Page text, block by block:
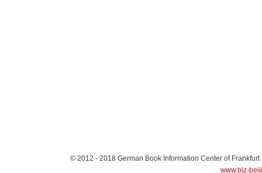
© 2012 - 2018 German Book Information Center of Frankfurt
www.biz-